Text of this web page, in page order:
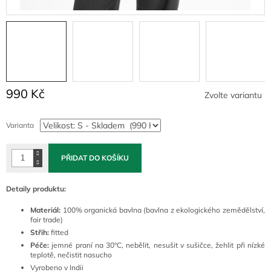
990 Kč
cena:
Zvolte variantu
Varianta
PŘIDAT DO KOŠÍKU
Detaily produktu:
Materiál: 100% organická bavlna (bavlna z ekologického zemědělství,
fair trade)
Střih: fitted
Péče: jemné praní na 30°C, nebělit, nesušit v sušičce, žehlit při nízké
teplotě, nečistit nasucho
Vyrobeno v Indii